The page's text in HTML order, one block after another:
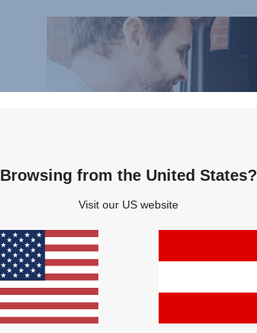
Browsing from the United States?
Visit our US website